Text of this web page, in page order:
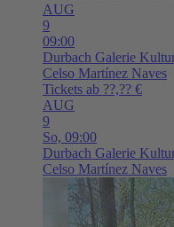
AUG
9
09:00
Durbach Galerie
Celso Martínez Naves
Tickets ab ??,?? €
AUG
9
So, 09:00
Durbach Galerie
Celso Martínez Naves